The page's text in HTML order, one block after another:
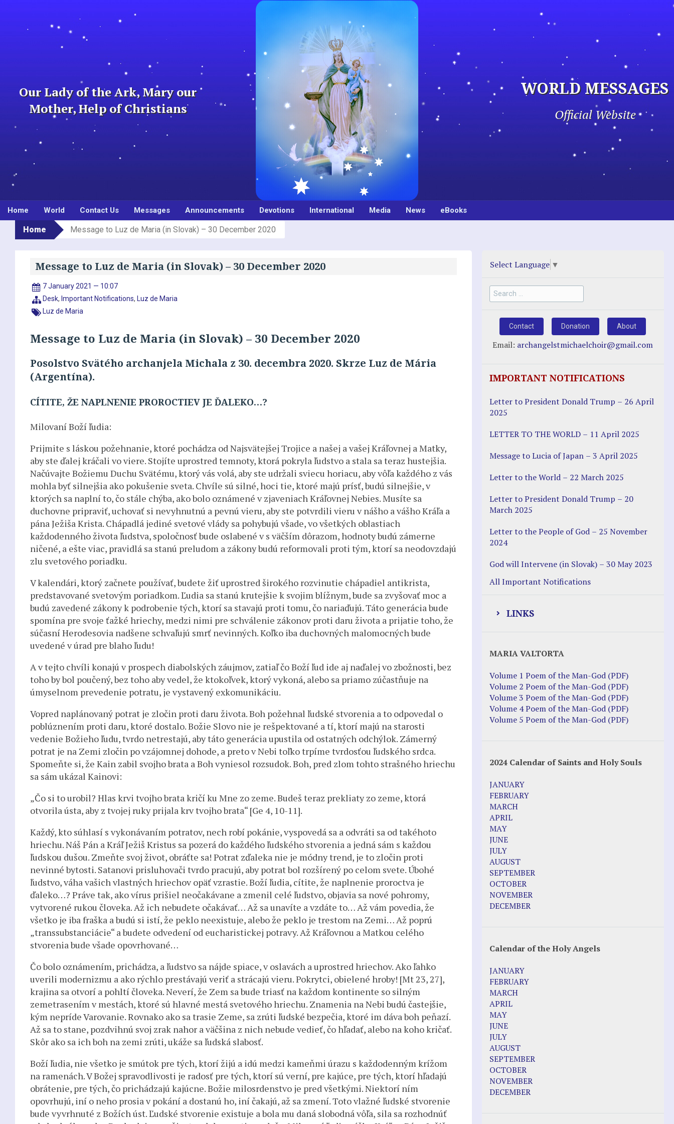
content
Our Lady of the Ark, Mary our
Mother, Help of Christians
WORLD MESSAGES
Official Website
Home World Contact Us Messages Announcements Devotions International Media News eBooks
Home Message to Luz de Maria (in Slovak) – 30 December 2020
Message to Luz de Maria (in Slovak) – 30 December 2020
7 January 2021 — 10:07
Desk, Important Notifications, Luz de Maria
Luz de Maria
Message to Luz de Maria (in Slovak) – 30 December 2020
Posolstvo Svätého archanjela Michala z 30. decembra 2020. Skrze Luz de Mária
(Argentína).
CÍTITE, ŽE NAPLNENIE PROROCTIEV JE ĎALEKO…?
Milovaní Boží ľudia:
Prijmite s láskou požehnanie, ktoré pochádza od Najsvätejšej Trojice a našej a vašej Kráľovnej a Matky,
aby ste ďalej kráčali vo viere. Stojíte uprostred temnoty, ktorá pokryla ľudstvo a stala sa teraz hustejšia.
Načúvajte Božiemu Duchu Svätému, ktorý vás volá, aby ste udržali sviecu horiacu, aby vôľa každého z vás
mohla byť silnejšia ako pokušenie sveta. Chvíle sú silné, hoci tie, ktoré majú prísť, budú silnejšie, v
ktorých sa naplní to, čo stále chýba, ako bolo oznámené v zjaveniach Kráľovnej Nebies. Musíte sa
duchovne pripraviť, uchovať si nevyhnutnú a pevnú vieru, aby ste potvrdili vieru v nášho a vášho Kráľa a
pána Ježiša Krista. Chápadlá jediné svetové vlády sa pohybujú všade, vo všetkých oblastiach
každodenného života ľudstva, spoločnosť bude oslabené v s väčším dôrazom, hodnoty budú zámerne
ničené, a ešte viac, pravidlá sa stanú preludom a zákony budú reformovali proti tým, ktorí sa neodovzdajú
zlu svetového poriadku.
V kalendári, ktorý začnete používať, budete žiť uprostred širokého rozvinutie chápadiel antikrista,
predstavované svetovým poriadkom. Ľudia sa stanú krutejšie k svojim blížnym, bude sa zvyšovať moc a
budú zavedené zákony k podrobenie tých, ktorí sa stavajú proti tomu, čo nariaďujú. Táto generácia bude
spomína pre svoje ťažké hriechy, medzi nimi pre schválenie zákonov proti daru života a prijatie toho, že
súčasní Herodesovia nadšene schvaľujú smrť nevinných. Koľko iba duchovných malomocných bude
uvedené v úrad pre blaho ľudu!
A v tejto chvíli konajú v prospech diabolských záujmov, zatiaľ čo Boží ľud ide aj naďalej vo zbožnosti, bez
toho by bol poučený, bez toho aby vedel, že ktokoľvek, ktorý vykoná, alebo sa priamo zúčastňuje na
úmyselnom prevedenie potratu, je vystavený exkomunikáciu.
Vopred naplánovaný potrat je zločin proti daru života. Boh požehnal ľudské stvorenia a to odpovedal o
poblúznením proti daru, ktoré dostalo. Božie Slovo nie je rešpektované a tí, ktorí majú na starosti
vedenie Božieho ľudu, tvrdo netrestajú, aby táto generácia upustila od ostatných odchýlok. Zámerný
potrat je na Zemi zločin po vzájomnej dohode, a preto v Nebi toľko trpíme tvrdosťou ľudského srdca.
Spomeňte si, že Kain zabil svojho brata a Boh vyniesol rozsudok. Boh, pred zlom tohto strašného hriechu
sa sám ukázal Kainovi:
„Čo si to urobil? Hlas krvi tvojho brata kričí ku Mne zo zeme. Budeš teraz prekliaty zo zeme, ktorá
otvorila ústa, aby z tvojej ruky prijala krv tvojho brata“ [Ge 4, 10-11].
Každý, kto súhlasí s vykonávaním potratov, nech robí pokánie, vyspovedá sa a odvráti sa od takéhoto
hriechu. Náš Pán a Kráľ Ježiš Kristus sa pozerá do každého ľudského stvorenia a jedná sám s každou
ľudskou dušou. Zmeňte svoj život, obráťte sa! Potrat zďaleka nie je módny trend, je to zločin proti
nevinné bytosti. Satanovi prisluhovači tvrdo pracujú, aby potrat bol rozšírený po celom svete. Úbohé
ľudstvo, váha vašich vlastných hriechov opäť vzrastie. Boží ľudia, cítite, že naplnenie proroctva je
ďaleko…? Práve tak, ako vírus prišiel neočakávane a zmenil celé ľudstvo, objavia sa nové pohromy,
vytvorené rukou človeka. Až ich nebudete očakávať… Až sa unavíte a vzdáte to… Až vám povedia, že
všetko je iba fraška a budú si istí, že peklo neexistuje, alebo že peklo je trestom na Zemi… Až poprú
„transsubstanciácie“ a budete odvedení od eucharistickej potravy. Až Kráľovnou a Matkou celého
stvorenia bude všade opovrhované…
Čo bolo oznámením, prichádza, a ľudstvo sa nájde spiace, v oslavách a uprostred hriechov. Ako ľahko
uverili modernizmu a ako rýchlo prestávajú veriť a strácajú vieru. Pokrytci, obielené hroby! [Mt 23, 27],
krajina sa otvorí a pohltí človeka. Neverí, že Zem sa bude triasť na každom kontinente so silným
zemetrasením v mestách, ktoré sú hlavné mestá svetového hriechu. Znamenia na Nebi budú častejšie,
kým nepríde Varovanie. Rovnako ako sa trasie Zeme, sa zrúti ľudské bezpečia, ktoré im dáva boh peňazí.
Až sa to stane, pozdvihnú svoj zrak nahor a väčšina z nich nebude vedieť, čo hľadať, alebo na koho kričať.
Skôr ako sa ich boh na zemi zrúti, ukáže sa ľudská slabosť.
Boží ľudia, nie všetko je smútok pre tých, ktorí žijú a idú medzi kameňmi úrazu s každodenným krížom
na ramenách. V Božej spravodlivosti je radosť pre tých, ktorí sú verní, pre kajúce, pre tých, ktorí hľadajú
obrátenie, pre tých, čo prichádzajú kajúcne. Božie milosrdenstvo je pred všetkými. Niektorí ním
opovrhujú, iní o neho prosia v pokání a dostanú ho, iní čakajú, až sa zmení. Toto vlažné ľudské stvorenie
bude vyvrhnuté z Božích úst. Ľudské stvorenie existuje a bola mu daná slobodná vôľa, sila sa rozhodnúť
Select Language ▼
Search
for:
Contact Donation About
Email: archangelstmichaelchoir@gmail.com
IMPORTANT NOTIFICATIONS
Letter to President Donald Trump – 26 April
2025
LETTER TO THE WORLD – 11 April 2025
Message to Lucia of Japan – 3 April 2025
Letter to the World – 22 March 2025
Letter to President Donald Trump – 20
March 2025
Letter to the People of God – 25 November
2024
God will Intervene (in Slovak) – 30 May 2023
All Important Notifications
LINKS
Justice Action: Interviews William
Costellia
Truth be Known – Legal Doc 1 of 2
Truth be Known – Legal Doc 2 of 2
2023 Calendar (PDF)
500 Years of Marian Apparitions
Akiane Kramarik
Archbishop Fulton Sheen
Dr. Kelly Bowring
Dr. Rashid Buttar
For Young People – A Mother's Love
Interview Jim Caviezel
LITTLE PEBBLE VIDEOS
Luz de Maria – Extracts 2014
Pope Francis – Prophecy Fulfilled
Other Websites
Agnes-Marie (France)
Bayside
Blessed Elena Aiello
Christina Gallagher
Dozule (France)
Emma de Guzman
Enoch
Fr. Jose Maniyangat
Fr. Martin (Sam) Johnston
Garabandal
Garabandal Movie 2018
Gloria Polo
MARIA VALTORTA
Volume 1 Poem of the Man-God (PDF)
Volume 2 Poem of the Man-God (PDF)
Volume 3 Poem of the Man-God (PDF)
Volume 4 Poem of the Man-God (PDF)
Volume 5 Poem of the Man-God (PDF)
2024 Calendar of Saints and Holy Souls
JANUARY
FEBRUARY
MARCH
APRIL
MAY
JUNE
JULY
AUGUST
SEPTEMBER
OCTOBER
NOVEMBER
DECEMBER
Calendar of the Holy Angels
JANUARY
FEBRUARY
MARCH
APRIL
MAY
JUNE
JULY
AUGUST
SEPTEMBER
OCTOBER
NOVEMBER
DECEMBER